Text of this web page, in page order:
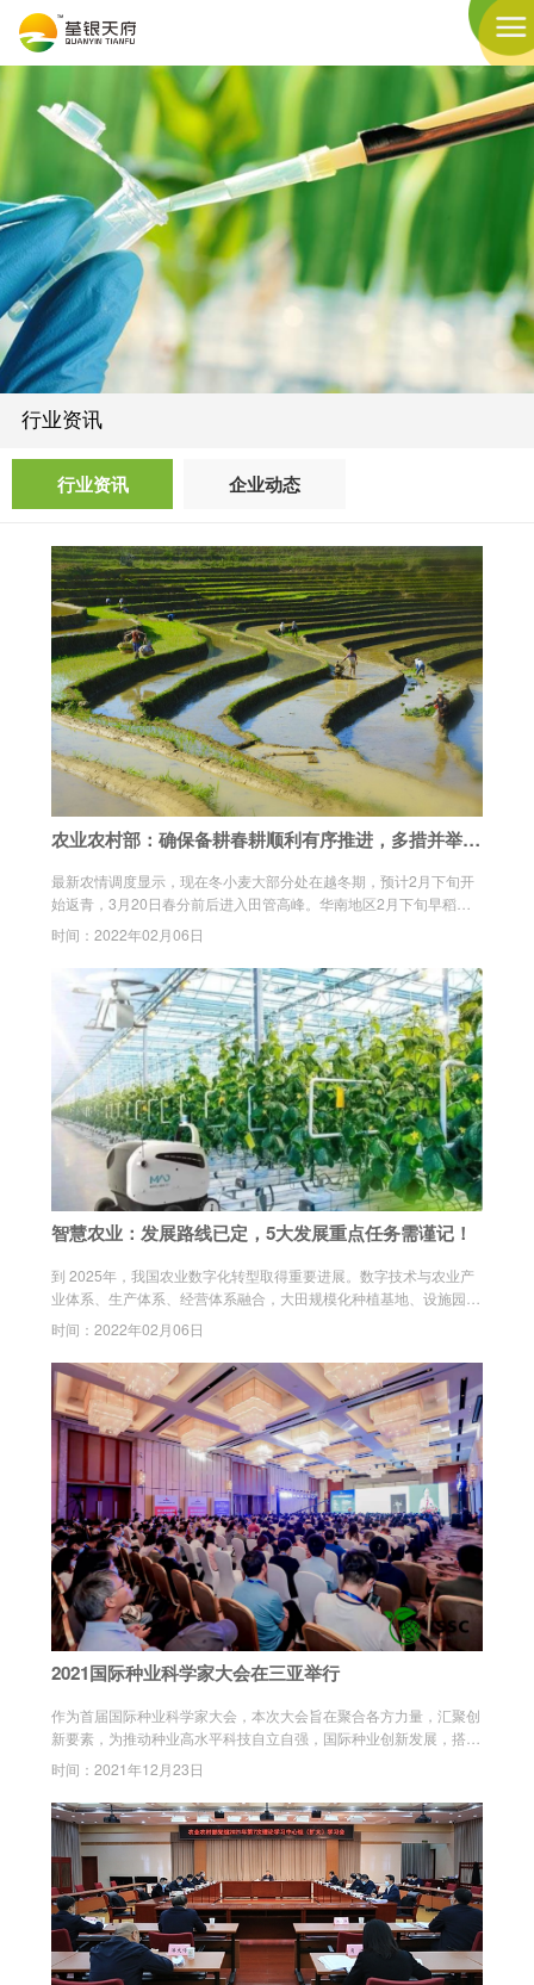
行业资讯
行业资讯 企业动态
农业农村部：确保备耕春耕顺利有序推进，多措并举夯
最新农情调度显示，现在冬小麦大部分处在越冬期，预计2月下旬开
始返青，3月20日春分前后进入田管高峰。华南地区2月下旬早稻开
始浸种育秧，长江中下游3月开始育秧，东北地区“五一”前后玉米、大
豆开始播种。
时间：2022年02月06日
智慧农业：发展路线已定，5大发展重点任务需谨记！
到 2025年，我国农业数字化转型取得重要进展。数字技术与农业产
业体系、生产体系、经营体系融合，大田规模化种植基地、设施园艺
标准园、规模化生猪 / 蛋鸡 / 肉鸡 / 奶牛养殖场、水产健康养殖示范场
率先实现数字化转型。智慧农业科技创新体系更为健全，智慧农业产
业体系基本完善，智慧农业引领农业农村现代化取得阶段性进展。
时间：2022年02月06日
2021国际种业科学家大会在三亚举行
作为首届国际种业科学家大会，本次大会旨在聚合各方力量，汇聚创
新要素，为推动种业高水平科技自立自强，国际种业创新发展，搭建
具有国际影响力的种业交流合作平台。
时间：2021年12月23日